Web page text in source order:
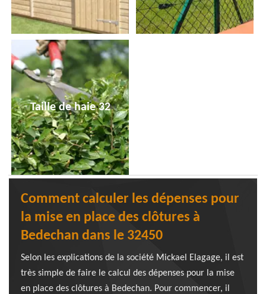
Taille de haie 32
Comment calculer les dépenses pour
la mise en place des clôtures à
Bedechan dans le 32450
Selon les explications de la société Mickael Elagage, il est
très simple de faire le calcul des dépenses pour la mise
en place des clôtures à Bedechan. Pour commencer, il